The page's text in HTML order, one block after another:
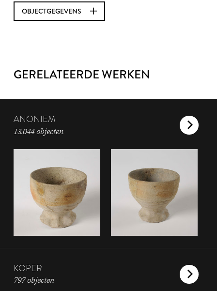
OBJECTGEGEVENS
GERELATEERDE WERKEN
ANONIEM
13.044 objecten
KOPER
797 objecten